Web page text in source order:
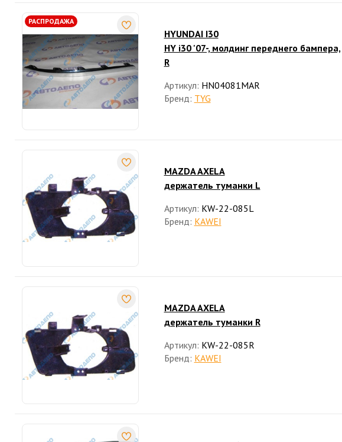
РАСПРОДАЖА
HYUNDAI I30
HY i30 '07-, молдинг переднего бампера,
R
Артикул: HN04081MAR
Бренд: TYG
MAZDA AXELA
держатель туманки L
Артикул: KW-22-085L
Бренд: KAWEI
MAZDA AXELA
держатель туманки R
Артикул: KW-22-085R
Бренд: KAWEI